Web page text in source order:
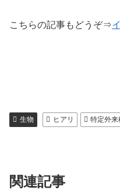
こちらの記事もどうぞ⇒
生物 ヒアリ 特定外来
関連記事